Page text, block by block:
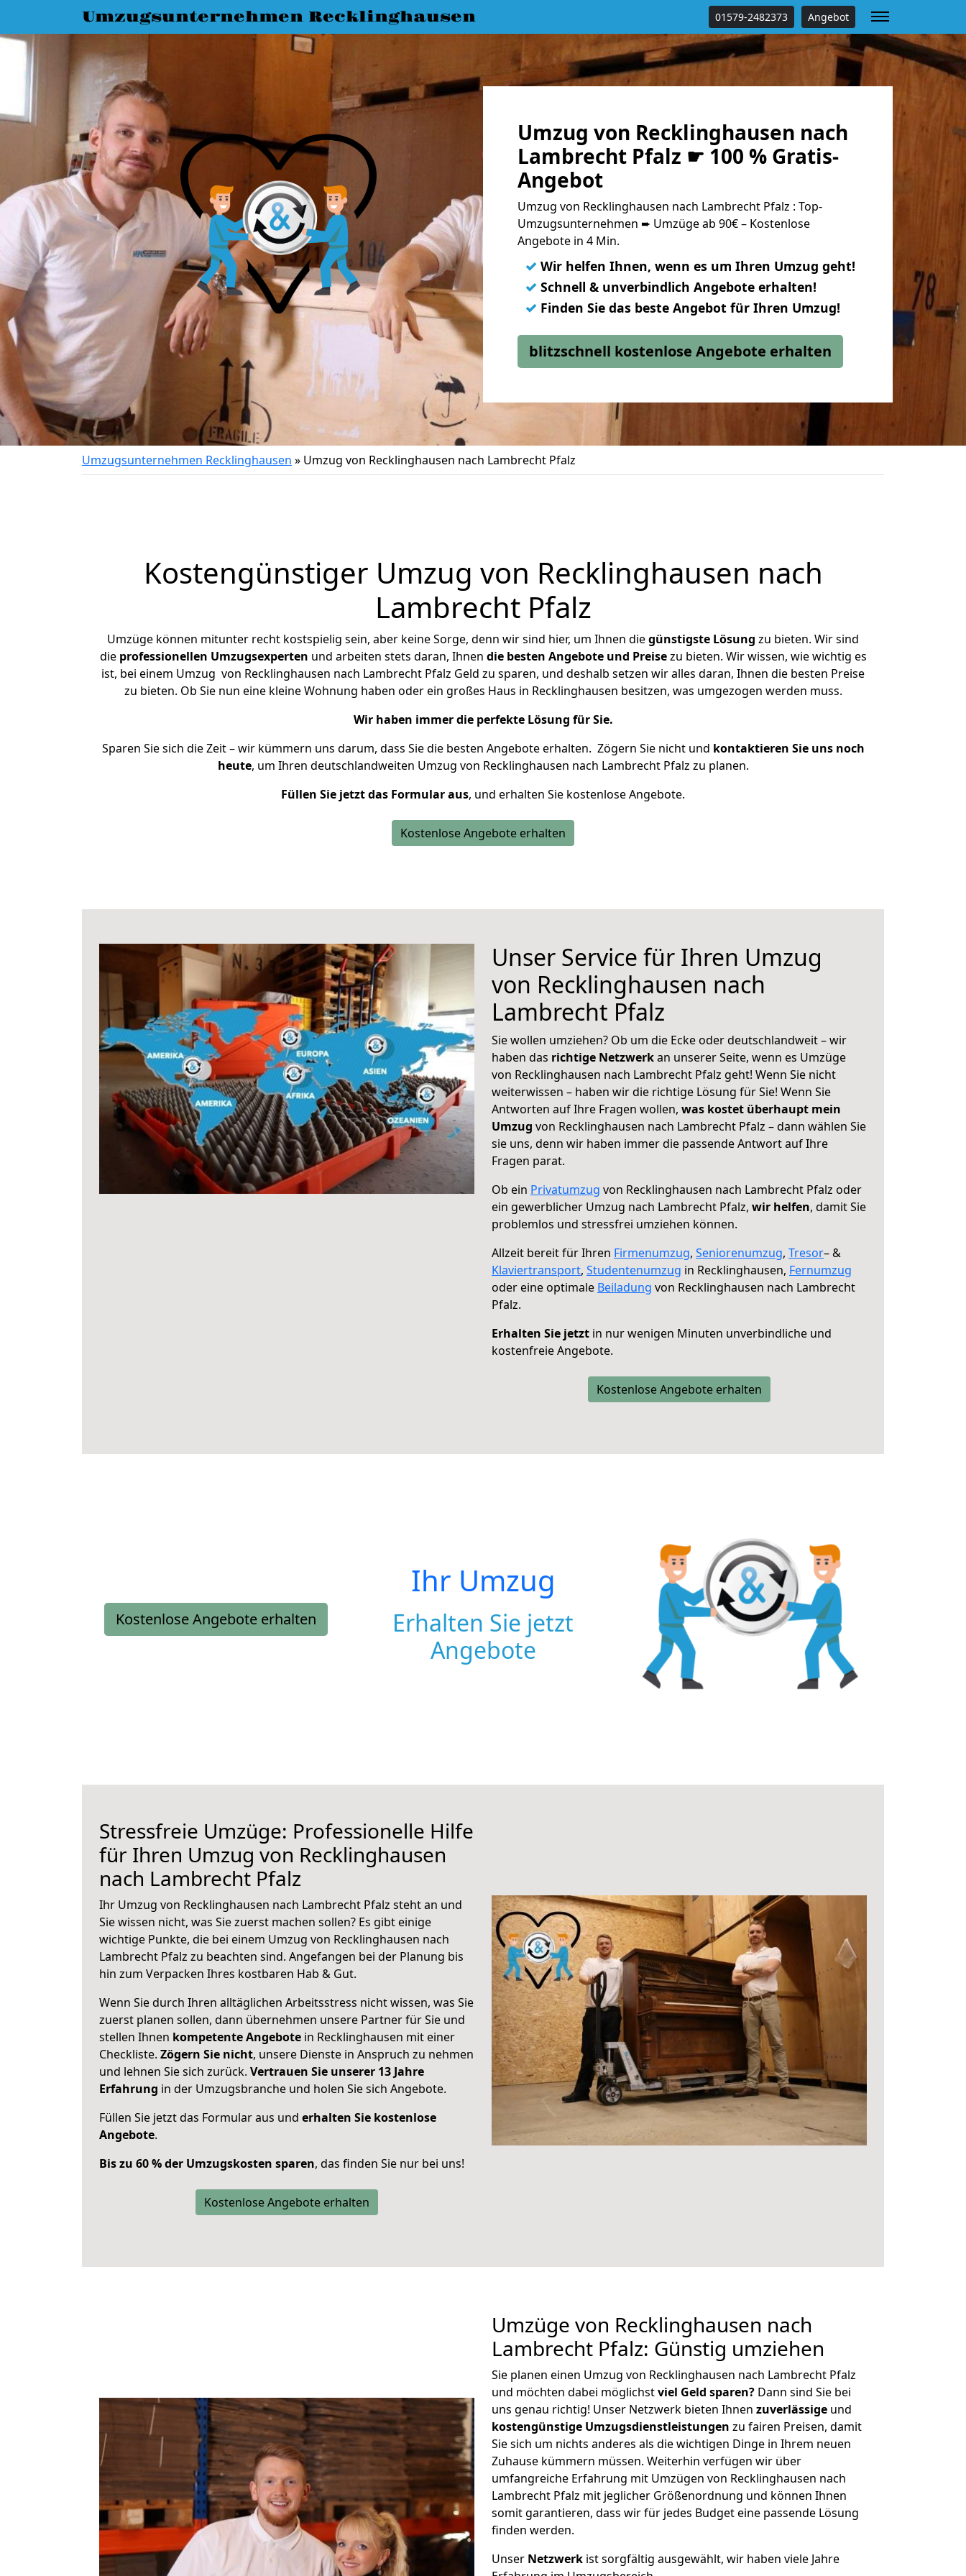
Umzugsunternehmen Recklinghausen 01579-2482373 Angebot
Umzug von Recklinghausen nach
Lambrecht Pfalz ☛ 100 % Gratis-
Angebot
Umzug von Recklinghausen nach Lambrecht Pfalz : Top-
Umzugsunternehmen ➨ Umzüge ab 90€ – Kostenlose
Angebote in 4 Min.
✓ Wir helfen Ihnen, wenn es um Ihren Umzug geht!
✓ Schnell & unverbindlich Angebote erhalten!
✓ Finden Sie das beste Angebot für Ihren Umzug!
blitzschnell kostenlose Angebote erhalten
Umzugsunternehmen Recklinghausen » Umzug von Recklinghausen nach Lambrecht Pfalz
Kostengünstiger Umzug von Recklinghausen nach
Lambrecht Pfalz
Umzüge können mitunter recht kostspielig sein, aber keine Sorge, denn wir sind hier, um Ihnen diegünstigste Lösung zu bieten. Wir sind
die professionellen Umzugsexperten und arbeiten stets daran, Ihnen die besten Angebote und Preisezu bieten. Wir wissen, wie wichtig es
ist, bei einem Umzug von Recklinghausen nach Lambrecht Pfalz Geld zu sparen, und deshalb setzen wir alles daran, Ihnen die besten Preise
zu bieten. Ob Sie nun eine kleine Wohnung haben oder ein großes Haus in Recklinghausen besitzen, was umgezogen werden muss.
Wir haben immer die perfekte Lösung für Sie.
Sparen Sie sich die Zeit – wir kümmern uns darum, dass Sie die besten Angebote erhalten. Zögern Sie nicht und kontaktieren Sie uns noch
heute, um Ihren deutschlandweiten Umzug von Recklinghausen nach Lambrecht Pfalz zu planen.
Füllen Sie jetzt das Formular aus, und erhalten Sie kostenlose Angebote.
Kostenlose Angebote erhalten
Unser Service für Ihren Umzug
von Recklinghausen nach
Lambrecht Pfalz
Sie wollen umziehen? Ob um die Ecke oder deutschlandweit – wir
haben das richtige Netzwerkan unserer Seite, wenn es Umzüge
von Recklinghausen nach Lambrecht Pfalz geht! Wenn Sie nicht
weiterwissen – haben wir die richtige Lösung für Sie! Wenn Sie
Antworten auf Ihre Fragen wollen, was kostet überhaupt mein
Umzug von Recklinghausen nach Lambrecht Pfalz – dann wählen Sie
sie uns, denn wir haben immer die passende Antwort auf Ihre
Fragen parat.
Ob ein Privatumzug von Recklinghausen nach Lambrecht Pfalz oder
ein gewerblicher Umzug nach Lambrecht Pfalz, wir helfen, damit Sie
problemlos und stressfrei umziehen können.
Allzeit bereit für Ihren Firmenumzug, Seniorenumzug, Tresor– &
Klaviertransport, Studentenumzug in Recklinghausen, Fernumzug
oder eine optimale Beiladung von Recklinghausen nach Lambrecht
Pfalz.
Erhalten Sie jetzt in nur wenigen Minuten unverbindliche und
kostenfreie Angebote.
Kostenlose Angebote erhalten
Kostenlose Angebote erhalten
Ihr Umzug
Erhalten Sie jetzt
Angebote
Stressfreie Umzüge: Professionelle Hilfe
für Ihren Umzug von Recklinghausen
nach Lambrecht Pfalz
Ihr Umzug von Recklinghausen nach Lambrecht Pfalz steht an und
Sie wissen nicht, was Sie zuerst machen sollen? Es gibt einige
wichtige Punkte, die bei einem Umzug von Recklinghausen nach
Lambrecht Pfalz zu beachten sind. Angefangen bei der Planung bis
hin zum Verpacken Ihres kostbaren Hab & Gut.
Wenn Sie durch Ihren alltäglichen Arbeitsstress nicht wissen, was Sie
zuerst planen sollen, dann übernehmen unsere Partner für Sie und
stellen Ihnen kompetente Angebote in Recklinghausen mit einer
Checkliste. Zögern Sie nicht, unsere Dienste in Anspruch zu nehmen
und lehnen Sie sich zurück. Vertrauen Sie unserer 13 Jahre
Erfahrung in der Umzugsbranche und holen Sie sich Angebote.
Füllen Sie jetzt das Formular aus und erhalten Sie kostenlose
Angebote.
Bis zu 60 % der Umzugskosten sparen, das finden Sie nur bei uns!
Kostenlose Angebote erhalten
Umzüge von Recklinghausen nach
Lambrecht Pfalz: Günstig umziehen
Sie planen einen Umzug von Recklinghausen nach Lambrecht Pfalz
und möchten dabei möglichstviel Geld sparen? Dann sind Sie bei
uns genau richtig! Unser Netzwerk bieten Ihnen zuverlässige und
kostengünstige Umzugsdienstleistungen zu fairen Preisen, damit
Sie sich um nichts anderes als die wichtigen Dinge in Ihrem neuen
Zuhause kümmern müssen. Weiterhin verfügen wir über
umfangreiche Erfahrung mit Umzügen von Recklinghausen nach
Lambrecht Pfalz mit jeglicher Größenordnung und können Ihnen
somit garantieren, dass wir für jedes Budget eine passende Lösung
finden werden.
Unser Netzwerk ist sorgfältig ausgewählt, wir haben viele Jahre